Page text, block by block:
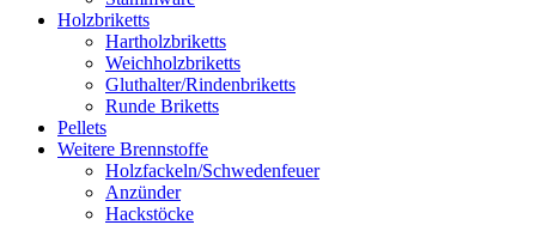
Holzbriketts
Hartholzbriketts
Weichholzbriketts
Gluthalter/Rindenbriketts
Runde Briketts
Pellets
Weitere Brennstoffe
Holzfackeln/Schwedenfeuer
Anzünder
Hackstöcke